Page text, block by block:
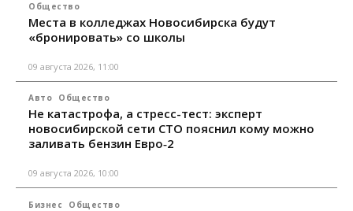
Общество
Места в колледжах Новосибирска будут
«бронировать» со школы
09 августа 2026, 11:00
Авто Общество
Не катастрофа, а стресс-тест: эксперт
новосибирской сети СТО пояснил кому можно
заливать бензин Евро‑2
09 августа 2026, 10:00
Бизнес Общество